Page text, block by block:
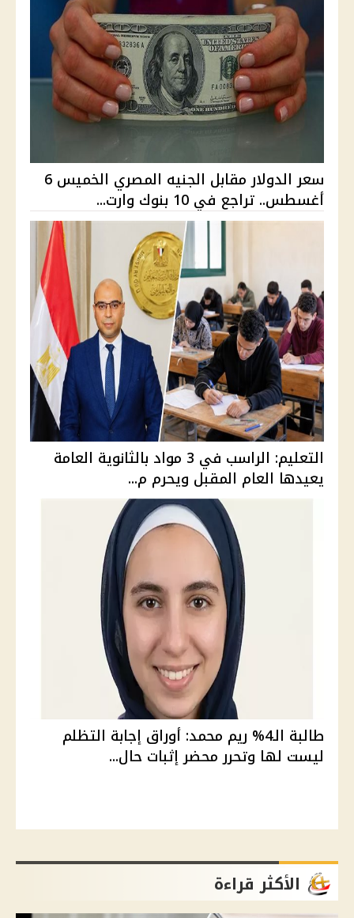
سعر الدولار مقابل الجنيه المصري الخميس 6
أغسطس.. تراجع في 10 بنوك وارت...
التعليم: الراسب في 3 مواد بالثانوية العامة
يعيدها العام المقبل ويحرم م...
طالبة الـ4% ريم محمد: أوراق إجابة التظلم
ليست لها وتحرر محضر إثبات حال...
الأكثر قراءة